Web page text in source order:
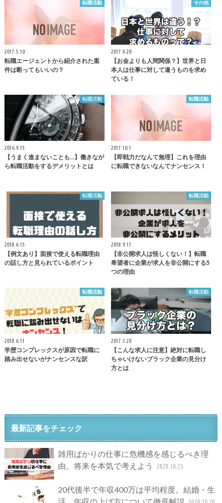
転職活動
2017.5.10
転職エージェントから紹介された案
件は断ってもいいの？
その他
2017.4.20
【お金よりも人間関係？】世界と日
本人は仕事に対して違うものを求め
ている！
転職活動
2016.9.15
【うまく進まないことも…】働きなが
ら転職活動をするデメリットとは
転職活動
2017.10.1
【即戦力だなんて無理】これを理由
に転職できないなんてナンセンス！
転職活動
2018.6.15
【例文あり】面接で使える転職理由
の話し方と見られているポイント
転職活動
2018.9.17
【非公開求人は怪しくない！】転職
希望者に企業が求人を非公開にする5
つの理由
転職活動
2018.6.11
学歴コンプレックスが原因で転職に
踏み出せないがナンセンスな訳
転職活動
2017.3.20
【こんな求人に注意】絶対に転職し
ちゃいけないブラック企業の見分け
方とは
最新記事をチェック
雑用ばかりの仕事に危機感を感じるべき理
由。将来を本気で考えよう
2020.10.25
20代後半で年収400万は平均程度。結婚・生